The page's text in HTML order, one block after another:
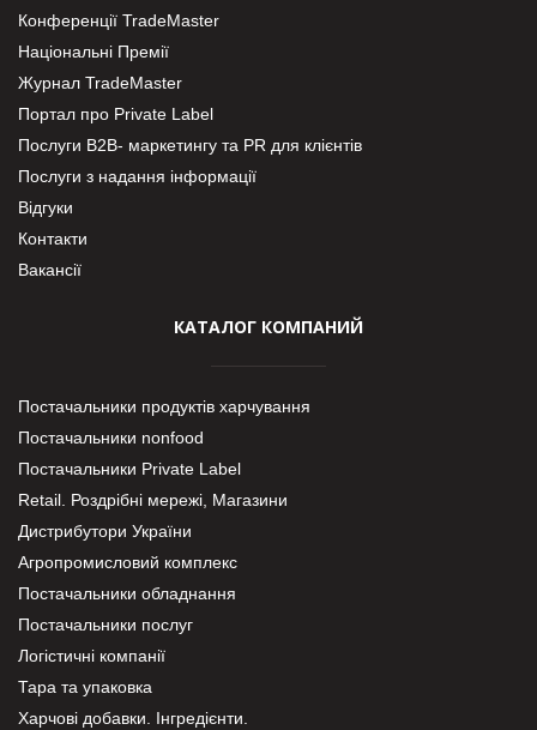
Конференції TradeMaster
Національні Премії
Журнал TradeMaster
Портал про Private Label
Послуги В2В- маркетингу та PR для клієнтів
Послуги з надання інформації
Відгуки
Контакти
Вакансії
КАТАЛОГ КОМПАНИЙ
Постачальники продуктів харчування
Постачальники nonfood
Постачальники Private Label
Retail. Роздрібні мережі, Магазини
Дистрибутори України
Агропромисловий комплекс
Постачальники обладнання
Постачальники послуг
Логістичні компанії
Тара та упаковка
Харчові добавки. Інгредієнти.